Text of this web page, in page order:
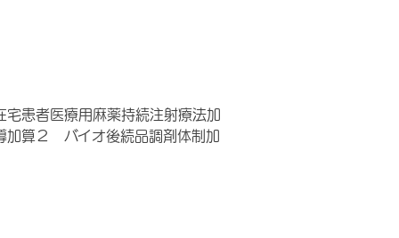
患者医療用麻薬持続注射療法加
算２ バイオ後続品調剤体制加